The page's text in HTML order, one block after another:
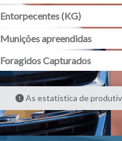
Entorpecentes (KG)
Munições apreendidas
Foragidos Capturados
As estatística de